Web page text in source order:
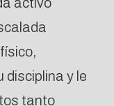
disciplina y le
tanto